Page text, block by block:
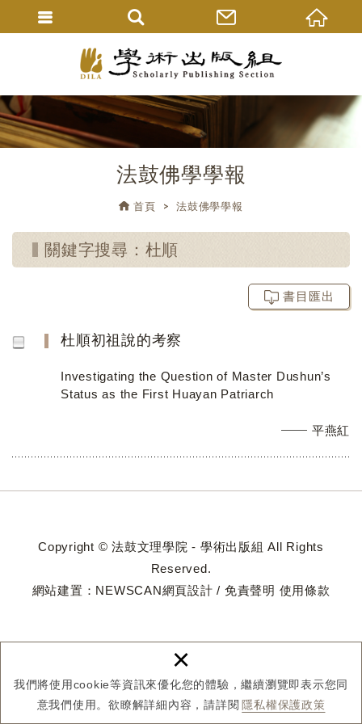
我們將使用cookie等資訊來優化您的體驗，繼續瀏覽即表示您同
意我們使用。欲瞭解詳細內容，請詳閱 隱私權保護政策
×
法鼓佛學學報
首頁 法鼓佛學學報
關鍵字搜尋：杜順
書目匯出
杜順初祖說的考察
Investigating the Question of Master Dushun’s
Status as the First Huayan Patriarch
平燕紅
Copyright © 法鼓文理學院 - 學術出版組 All Rights
Reserved.
網站建置： NEWSCAN網頁設計 / 免責聲明 使用條款